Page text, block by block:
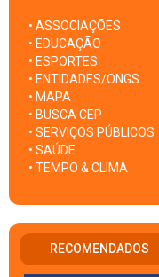
• ASSOCIAÇÕES
• EDUCAÇÃO
• ESPORTES
• ENTIDADES/ONGS
• MAPA
• BUSCA CEP
• SERVIÇOS PÚBLICOS
• SAÚDE
• TEMPO & CLIMA
RECOMENDADOS